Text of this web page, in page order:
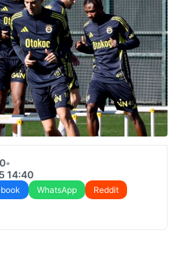
•
14:40
WhatsApp
Reddit